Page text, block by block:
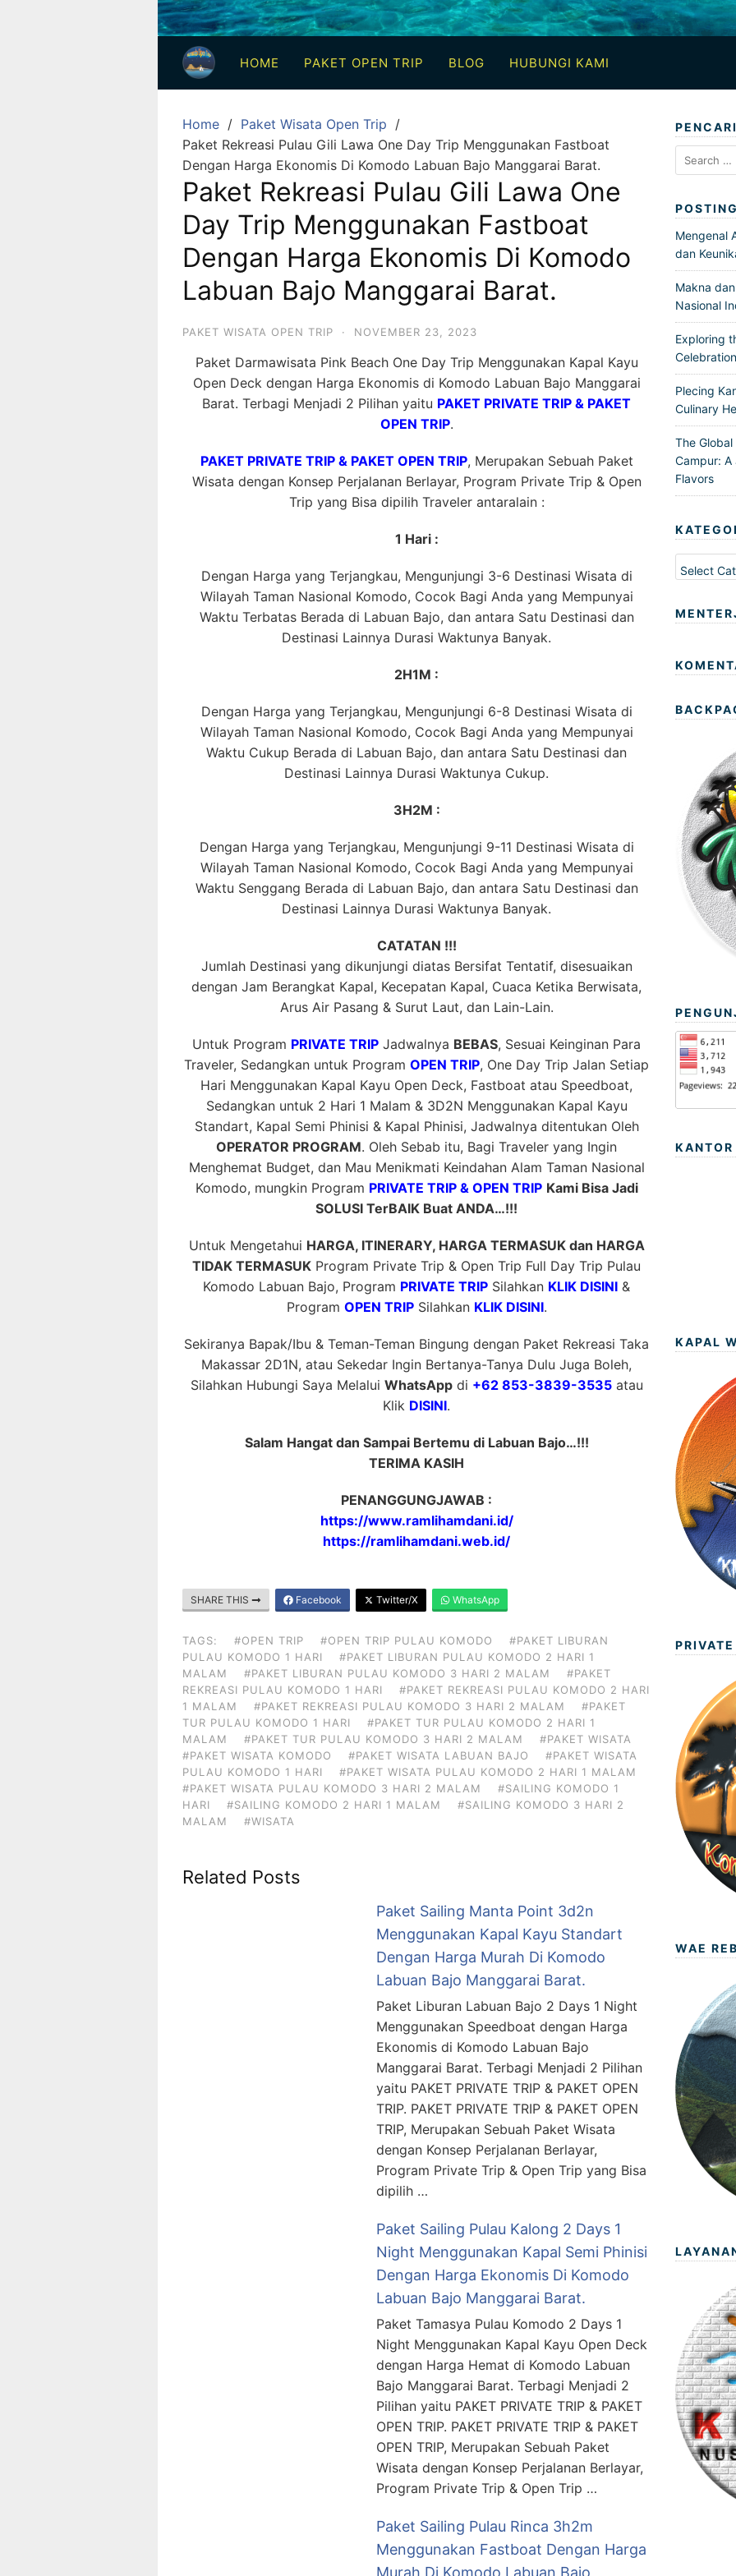
3
Hari
2
Malam,
Hari
1
Malam
dan
Hari
Penuh
HOME PAKET OPEN TRIP BLOG HUBUNGI KAMI
Home
Paket Wisata Open Trip
Paket Rekreasi Pulau Gili Lawa One Day Trip Menggunakan Fastboat
Dengan Harga Ekonomis Di Komodo Labuan Bajo Manggarai Barat.
Paket Rekreasi Pulau Gili Lawa One
Day Trip Menggunakan Fastboat
Dengan Harga Ekonomis Di Komodo
Labuan Bajo Manggarai Barat.
PAKET WISATA OPEN TRIP · NOVEMBER 23, 2023
Paket Darmawisata Pink Beach One Day Trip Menggunakan Kapal Kayu
Open Deck dengan Harga Ekonomis di Komodo Labuan Bajo Manggarai
Barat. Terbagi Menjadi 2 Pilihan yaitu PAKET PRIVATE TRIP & PAKET
OPEN TRIP.
PAKET PRIVATE TRIP & PAKET OPEN TRIP, Merupakan Sebuah Paket
Wisata dengan Konsep Perjalanan Berlayar, Program Private Trip & Open
Trip yang Bisa dipilih Traveler antaralain :
1 Hari :
Dengan Harga yang Terjangkau, Mengunjungi 3-6 Destinasi Wisata di
Wilayah Taman Nasional Komodo, Cocok Bagi Anda yang Mempunyai
Waktu Terbatas Berada di Labuan Bajo, dan antara Satu Destinasi dan
Destinasi Lainnya Durasi Waktunya Banyak.
2H1M :
Dengan Harga yang Terjangkau, Mengunjungi 6-8 Destinasi Wisata di
Wilayah Taman Nasional Komodo, Cocok Bagi Anda yang Mempunyai
Waktu Cukup Berada di Labuan Bajo, dan antara Satu Destinasi dan
Destinasi Lainnya Durasi Waktunya Cukup.
3H2M :
Dengan Harga yang Terjangkau, Mengunjungi 9-11 Destinasi Wisata di
Wilayah Taman Nasional Komodo, Cocok Bagi Anda yang Mempunyai
Waktu Senggang Berada di Labuan Bajo, dan antara Satu Destinasi dan
Destinasi Lainnya Durasi Waktunya Banyak.
CATATAN !!!
Jumlah Destinasi yang dikunjungi diatas Bersifat Tentatif, disesuaikan
dengan Jam Berangkat Kapal, Kecepatan Kapal, Cuaca Ketika Berwisata,
Arus Air Pasang & Surut Laut, dan Lain-Lain.
Untuk Program PRIVATE TRIP Jadwalnya BEBAS, Sesuai Keinginan Para
Traveler, Sedangkan untuk Program OPEN TRIP, One Day Trip Jalan Setiap
Hari Menggunakan Kapal Kayu Open Deck, Fastboat atau Speedboat,
Sedangkan untuk 2 Hari 1 Malam & 3D2N Menggunakan Kapal Kayu
Standart, Kapal Semi Phinisi & Kapal Phinisi, Jadwalnya ditentukan Oleh
OPERATOR PROGRAM. Oleh Sebab itu, Bagi Traveler yang Ingin
Menghemat Budget, dan Mau Menikmati Keindahan Alam Taman Nasional
Komodo, mungkin Program PRIVATE TRIP & OPEN TRIP Kami Bisa Jadi
SOLUSI TerBAIK Buat ANDA…!!!
Untuk Mengetahui HARGA, ITINERARY, HARGA TERMASUK dan HARGA
TIDAK TERMASUK Program Private Trip & Open Trip Full Day Trip Pulau
Komodo Labuan Bajo, Program PRIVATE TRIP Silahkan KLIK DISINI &
Program OPEN TRIPSilahkan KLIK DISINI.
Sekiranya Bapak/Ibu & Teman-Teman Bingung dengan Paket Rekreasi Taka
Makassar 2D1N, atau Sekedar Ingin Bertanya-Tanya Dulu Juga Boleh,
Silahkan Hubungi Saya Melalui WhatsAppdi +62 853-3839-3535atau
Klik DISINI.
Salam Hangat dan Sampai Bertemu di Labuan Bajo…!!!
TERIMA KASIH
PENANGGUNGJAWAB :
https://www.ramlihamdani.id/
https://ramlihamdani.web.id/
SHARE THIS Facebook Twitter/X WhatsApp
TAGS: #OPEN TRIP #OPEN TRIP PULAU KOMODO
#PAKET LIBURAN
PULAU KOMODO 1 HARI
#PAKET LIBURAN PULAU KOMODO 2 HARI 1
MALAM
#PAKET LIBURAN PULAU KOMODO 3 HARI 2 MALAM
#PAKET
REKREASI PULAU KOMODO 1 HARI
#PAKET REKREASI PULAU KOMODO 2 HARI
1 MALAM
#PAKET REKREASI PULAU KOMODO 3 HARI 2 MALAM
#PAKET
TUR PULAU KOMODO 1 HARI
#PAKET TUR PULAU KOMODO 2 HARI 1
MALAM
#PAKET TUR PULAU KOMODO 3 HARI 2 MALAM
#PAKET WISATA
#PAKET WISATA KOMODO
#PAKET WISATA LABUAN BAJO
#PAKET WISATA
PULAU KOMODO 1 HARI
#PAKET WISATA PULAU KOMODO 2 HARI 1 MALAM
#PAKET WISATA PULAU KOMODO 3 HARI 2 MALAM
#SAILING KOMODO 1
HARI
#SAILING KOMODO 2 HARI 1 MALAM
#SAILING KOMODO 3 HARI 2
MALAM
#WISATA
Related Posts
Paket Sailing Manta Point 3d2n
Menggunakan Kapal Kayu Standart
Dengan Harga Murah Di Komodo
Labuan Bajo Manggarai Barat.
Paket Liburan Labuan Bajo 2 Days 1 Night
Menggunakan Speedboat dengan Harga
Ekonomis di Komodo Labuan Bajo
Manggarai Barat. Terbagi Menjadi 2 Pilihan
yaitu PAKET PRIVATE TRIP & PAKET OPEN
TRIP. PAKET PRIVATE TRIP & PAKET OPEN
TRIP, Merupakan Sebuah Paket Wisata
dengan Konsep Perjalanan Berlayar,
Program Private Trip & Open Trip yang Bisa
dipilih …
Paket Sailing Pulau Kalong 2 Days 1
Night Menggunakan Kapal Semi Phinisi
Dengan Harga Ekonomis Di Komodo
Labuan Bajo Manggarai Barat.
Paket Tamasya Pulau Komodo 2 Days 1
Night Menggunakan Kapal Kayu Open Deck
dengan Harga Hemat di Komodo Labuan
Bajo Manggarai Barat. Terbagi Menjadi 2
Pilihan yaitu PAKET PRIVATE TRIP & PAKET
OPEN TRIP. PAKET PRIVATE TRIP & PAKET
OPEN TRIP, Merupakan Sebuah Paket
Wisata dengan Konsep Perjalanan Berlayar,
Program Private Trip & Open Trip …
Paket Sailing Pulau Rinca 3h2m
Menggunakan Fastboat Dengan Harga
Murah Di Komodo Labuan Bajo
Search
for:
Mengenal
dan
Makna
Nasional
Exploring
Plecing
Culinary
The
Campur: A
Flavors
Kategori
KANTOR
KAPAL
WAE